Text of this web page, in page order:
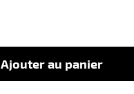
Ajouter au panier